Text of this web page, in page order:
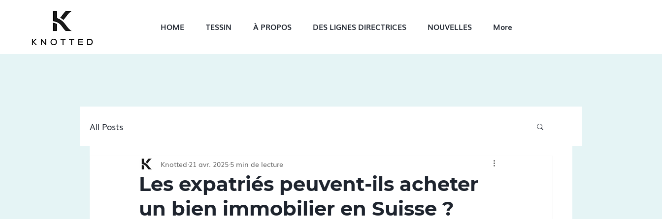
HOME TESSIN À PROPOS DES LIGNES DIRECTRICES NOUVELLES More
All Posts
Les expatriés peuvent-ils acheter
un bien immobilier en Suisse ?
Knotted 21 avr. 20255 min de lecture